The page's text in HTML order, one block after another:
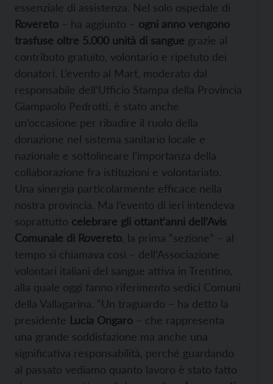
essenziale di assistenza. Nel solo ospedale di
Rovereto – ha aggiunto – ogni anno vengono
trasfuse oltre 5.000 unità di sangue grazie al
contributo gratuito, volontario e ripetuto dei
donatori. L’evento al Mart, moderato dal
responsabile dell’Ufficio Stampa della Provincia
Giampaolo Pedrotti, è stato anche
un’occasione per ribadire il ruolo della
donazione nel sistema sanitario locale e
nazionale e sottolineare l’importanza della
collaborazione fra istituzioni e volontariato.
Una sinergia particolarmente efficace nella
nostra provincia. Ma l’evento di ieri intendeva
soprattutto celebrare gli ottant’anni dell’Avis
Comunale di Rovereto , la prima “sezione” – al
tempo si chiamava così – dell’Associazione
volontari italiani del sangue attiva in Trentino,
alla quale oggi fanno riferimento sedici Comuni
della Vallagarina. “Un traguardo – ha detto la
presidente Lucia Ongaro – che rappresenta
una grande soddisfazione ma anche una
significativa responsabilità, perché guardando
al passato vediamo quanto lavoro è stato fatto